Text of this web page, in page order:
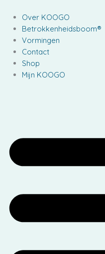
naar
inhoud
Over KOOGO
Betrokkenheidsboom®
Vormingen
Contact
Shop
Mijn KOOGO